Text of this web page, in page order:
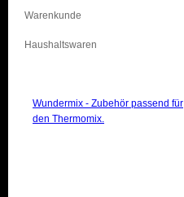
Warenkunde
Haushaltswaren
Wundermix - Zubehör passend für
den Thermomix.